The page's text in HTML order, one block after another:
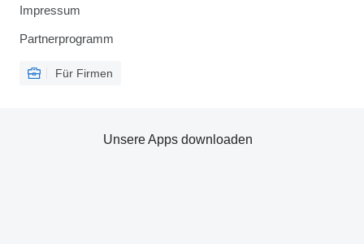
Impressum
Partnerprogramm
Für Firmen
Unsere Apps downloaden